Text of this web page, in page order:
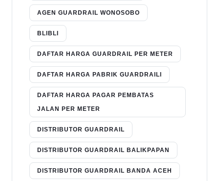
AGEN GUARDRAIL WONOSOBO
BLIBLI
DAFTAR HARGA GUARDRAIL PER METER
DAFTAR HARGA PABRIK GUARDRAILI
DAFTAR HARGA PAGAR PEMBATAS
JALAN PER METER
DISTRIBUTOR GUARDRAIL
DISTRIBUTOR GUARDRAIL BALIKPAPAN
DISTRIBUTOR GUARDRAIL BANDA ACEH